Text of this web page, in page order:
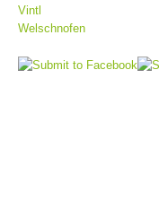
Bergrettungsstellen
Vintl
Welschnofen